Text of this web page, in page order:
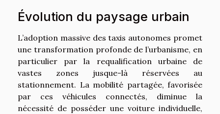
Évolution du paysage urbain
L’adoption massive des taxis autonomes promet
une transformation profonde de l’urbanisme, en
particulier par la requalification urbaine de
vastes zones jusque-là réservées au
stationnement. La mobilité partagée, favorisée
par ces véhicules connectés, diminue la
nécessité de posséder une voiture individuelle,